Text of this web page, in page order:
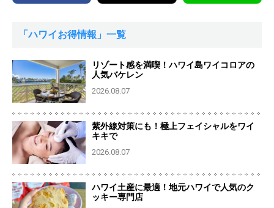
「ハワイお得情報」一覧
リゾート感を満喫！ハワイ島ワイコロアの
人気バケレン
2026.08.07
紫外線対策にも！極上フェイシャルをワイ
キキで
2026.08.07
ハワイ土産に最適！地元ハワイで人気のク
ッキー専門店